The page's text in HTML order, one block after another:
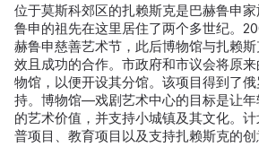
位于莫斯科郊区的扎赖斯克是巴赫鲁申
鲁申的祖先在这里居住了两个多世纪。
赫鲁申慈善艺术节，此后博物馆与扎赖
效且成功的合作。市政府和市议会将原
物馆，以便开设其分馆。该项目得到了
持。博物馆—戏剧艺术中心的目标是让
的艺术价值，并支持小城镇及其文化。
普项目、教育项目以及支持扎赖斯克的创